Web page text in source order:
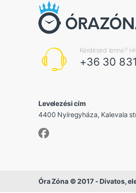
Kérdésed lenne?
+36 30
Levelezési cím
4400 Nyíregyháza, Kalevala
Óra Zóna © 2017 - Divatos,